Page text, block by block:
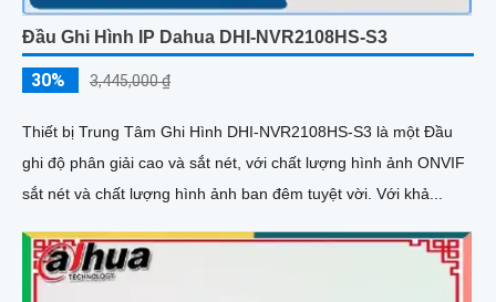
Đầu Ghi Hình IP Dahua DHI-NVR2108HS-S3
30% 3,445,000 ₫
Thiết bị Trung Tâm Ghi Hình DHI-NVR2108HS-S3 là một Đầu
ghi độ phân giải cao và sắt nét, với chất lượng hình ảnh ONVIF
sắt nét và chất lượng hình ảnh ban đêm tuyệt vời. Với khả...